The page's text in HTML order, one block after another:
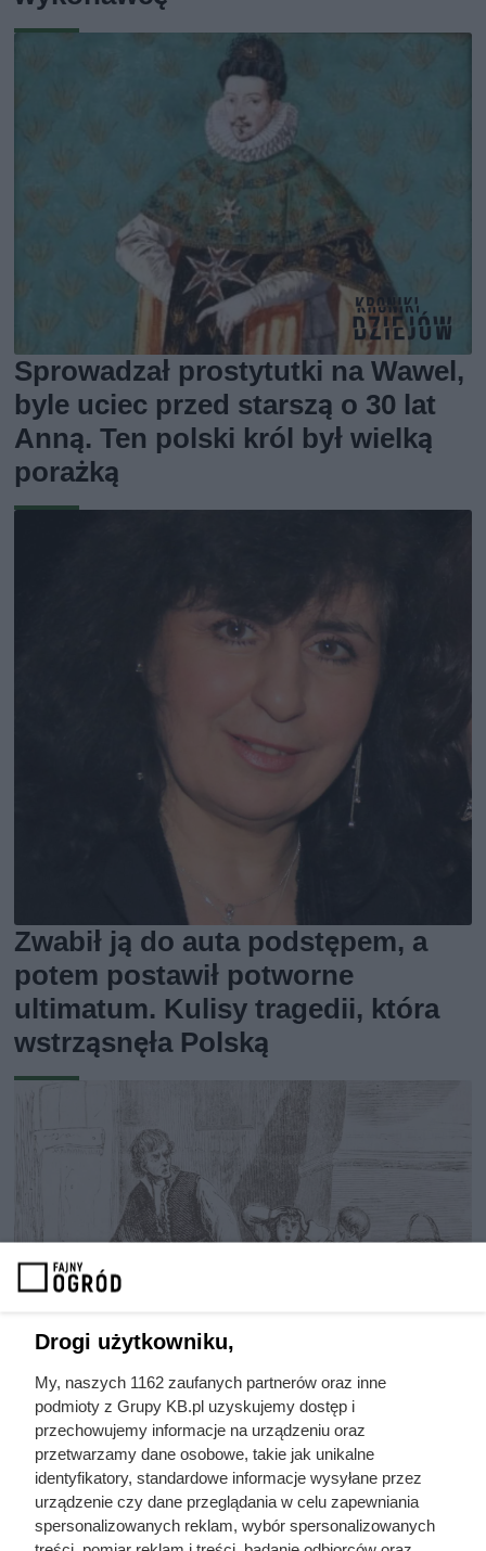
Sprowadzał prostytutki na Wawel,
byle uciec przed starszą o 30 lat
Anną. Ten polski król był wielką
porażką
Zwabił ją do auta podstępem, a
potem postawił potworne
ultimatum. Kulisy tragedii, która
wstrząsnęła Polską
Nie harówka była najgorsza.
Prawdziwy koszmar chłopek
zaczynał się po zamknięciu drzwi
Drogi użytkowniku,
My, naszych 1162 zaufanych partnerów oraz inne
podmioty z Grupy KB.pl uzyskujemy dostęp i
przechowujemy informacje na urządzeniu oraz
przetwarzamy dane osobowe, takie jak unikalne
identyfikatory, standardowe informacje wysyłane przez
urządzenie czy dane przeglądania w celu zapewniania
spersonalizowanych reklam, wybór spersonalizowanych